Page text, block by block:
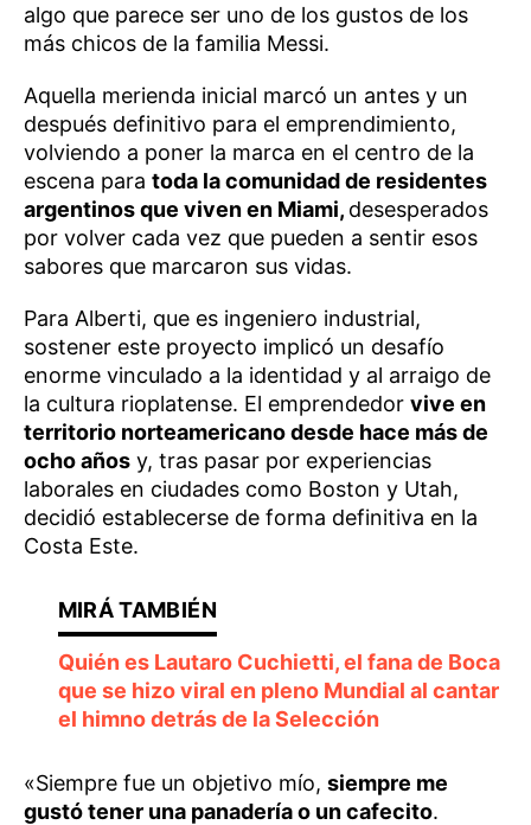
algo que parece ser uno de los gustos de los
más chicos de la familia Messi.
Aquella merienda inicial marcó un antes y un
después definitivo para el emprendimiento,
volviendo a poner la marca en el centro de la
escena para toda la comunidad de residentes
argentinos que viven en Miami, desesperados
por volver cada vez que pueden a sentir esos
sabores que marcaron sus vidas.
Para Alberti, que es ingeniero industrial,
sostener este proyecto implicó un desafío
enorme vinculado a la identidad y al arraigo de
la cultura rioplatense. El emprendedor vive en
territorio norteamericano desde hace más de
ocho años y, tras pasar por experiencias
laborales en ciudades como Boston y Utah,
decidió establecerse de forma definitiva en la
Costa Este.
Quién es Lautaro Cuchietti, el fana de Boca
que se hizo viral en pleno Mundial al cantar
el himno detrás de la Selección
«Siempre fue un objetivo mío, siempre me
gustó tener una panadería o un cafecito.